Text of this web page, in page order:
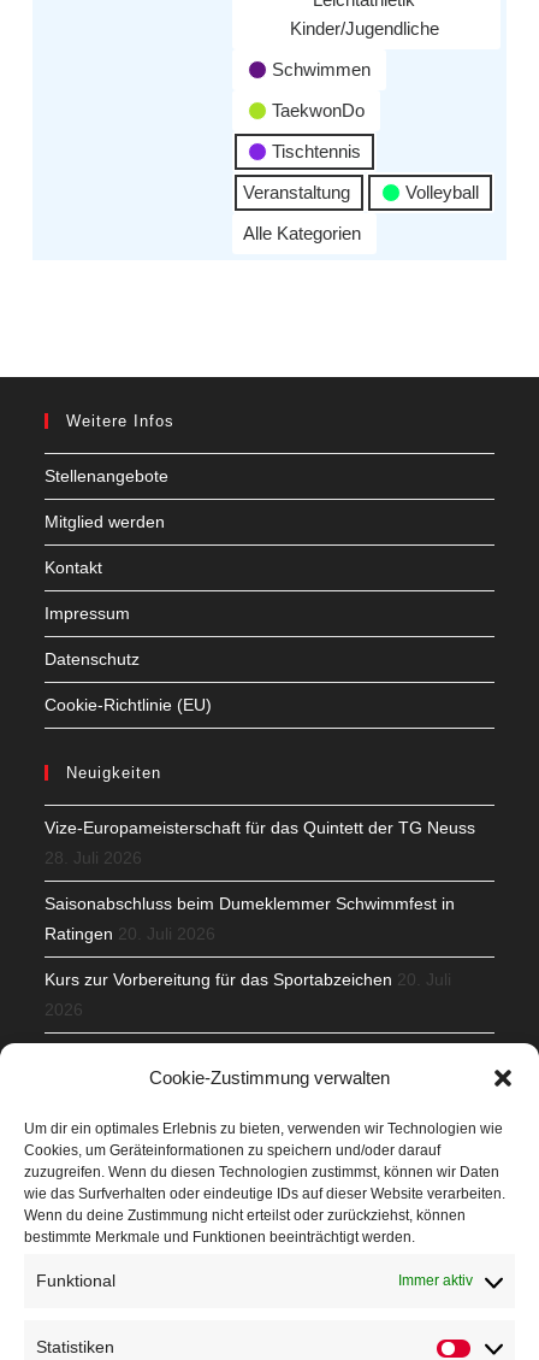
Cookie-Zustimmung verwalten
Um dir ein optimales Erlebnis zu bieten, verwenden wir Technologien wie
Cookies, um Geräteinformationen zu speichern und/oder darauf
zuzugreifen. Wenn du diesen Technologien zustimmst, können wir Daten
wie das Surfverhalten oder eindeutige IDs auf dieser Website verarbeiten.
Wenn du deine Zustimmung nicht erteilst oder zurückziehst, können
bestimmte Merkmale und Funktionen beeinträchtigt werden.
Funktional Immer aktiv
Statistiken
Kinder/Jugendliche
Schwimmen
TaekwonDo
Tischtennis
Veranstaltung
Volleyball
Alle Kategorien
Weitere Infos
Stellenangebote
Mitglied werden
Kontakt
Impressum
Datenschutz
Cookie-Richtlinie (EU)
Neuigkeiten
Vize-Europameisterschaft für das Quintett der TG Neuss
28. Juli 2026
Saisonabschluss beim Dumeklemmer Schwimmfest in
Ratingen 20. Juli 2026
Kurs zur Vorbereitung für das Sportabzeichen 20. Juli
2026
Veranstaltungen
Höffner Run